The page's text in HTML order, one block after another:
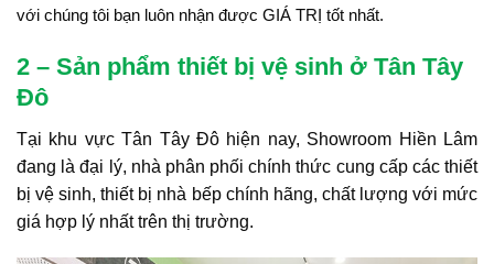
với chúng tôi bạn luôn nhận được GIÁ TRỊ tốt nhất.
2 – Sản phẩm thiết bị vệ sinh ở Tân Tây
Đô
Tại khu vực Tân Tây Đô hiện nay, Showroom Hiền Lâm
đang là đại lý, nhà phân phối chính thức cung cấp các thiết
bị vệ sinh, thiết bị nhà bếp chính hãng, chất lượng với mức
giá hợp lý nhất trên thị trường.